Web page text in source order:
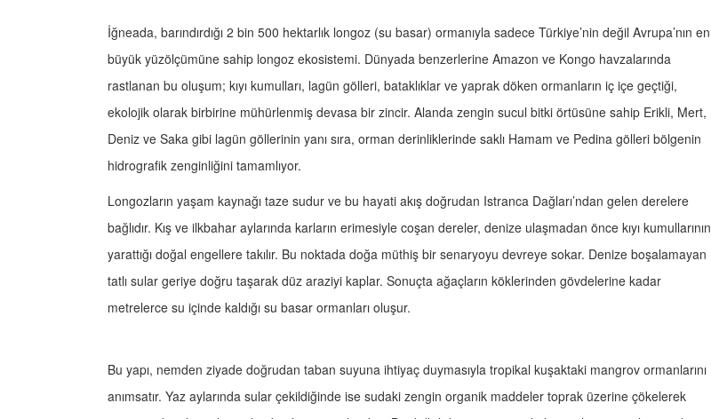
İğneada, barındırdığı 2 bin 500 hektarlık longoz (su basar) ormanıyla sadece Türkiye’nin değil Avrupa’nın en
büyük yüzölçümüne sahip longoz ekosistemi. Dünyada benzerlerine Amazon ve Kongo havzalarında
rastlanan bu oluşum; kıyı kumulları, lagün gölleri, bataklıklar ve yaprak döken ormanların iç içe geçtiği,
ekolojik olarak birbirine mühürlenmiş devasa bir zincir. Alanda zengin sucul bitki örtüsüne sahip Erikli, Mert,
Deniz ve Saka gibi lagün göllerinin yanı sıra, orman derinliklerinde saklı Hamam ve Pedina gölleri bölgenin
hidrografik zenginliğini tamamlıyor.
Longozların yaşam kaynağı taze sudur ve bu hayati akış doğrudan Istranca Dağları’ndan gelen derelere
bağlıdır. Kış ve ilkbahar aylarında karların erimesiyle coşan dereler, denize ulaşmadan önce kıyı kumullarının
yarattığı doğal engellere takılır. Bu noktada doğa müthiş bir senaryoyu devreye sokar. Denize boşalamayan
tatlı sular geriye doğru taşarak düz araziyi kaplar. Sonuçta ağaçların köklerinden gövdelerine kadar
metrelerce su içinde kaldığı su basar ormanları oluşur.
Bu yapı, nemden ziyade doğrudan taban suyuna ihtiyaç duymasıyla tropikal kuşaktaki mangrov ormanlarını
anımsatır. Yaz aylarında sular çekildiğinde ise sudaki zengin organik maddeler toprak üzerine çökelerek